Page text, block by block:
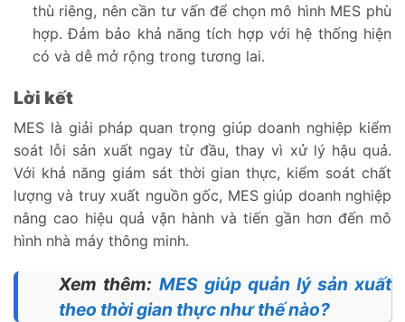
thù riêng, nên cần tư vấn để chọn mô hình MES phù
hợp. Đảm bảo khả năng tích hợp với hệ thống hiện
có và dễ mở rộng trong tương lai.
Lời kết
MES là giải pháp quan trọng giúp doanh nghiệp kiểm
soát lỗi sản xuất ngay từ đầu, thay vì xử lý hậu quả.
Với khả năng giám sát thời gian thực, kiểm soát chất
lượng và truy xuất nguồn gốc, MES giúp doanh nghiệp
nâng cao hiệu quả vận hành và tiến gần hơn đến mô
hình nhà máy thông minh.
Xem thêm: MES giúp quản lý sản xuất
theo thời gian thực như thế nào?